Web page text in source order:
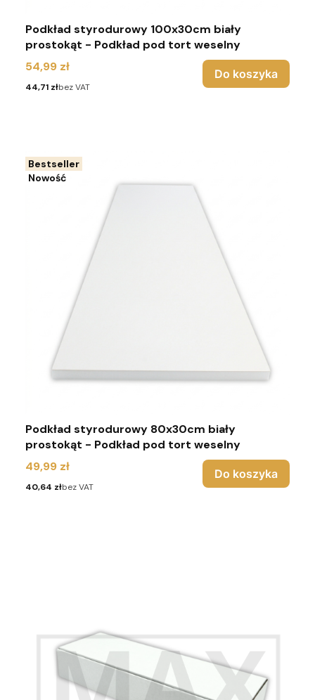
Podkład styrodurowy 100x30cm biały
prostokąt - Podkład pod tort weselny
Cena
54,99 zł
Cena
44,71 złbez VAT
Do koszyka
Bestseller
Nowość
Podkład styrodurowy 80x30cm biały
prostokąt - Podkład pod tort weselny
Cena
49,99 zł
Cena
40,64 złbez VAT
Do koszyka